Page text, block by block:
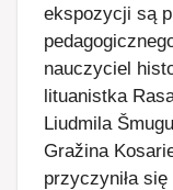
ekspozycji są
nauczyciel
lituanistka
Liudmila
Gražina
przyczyniła